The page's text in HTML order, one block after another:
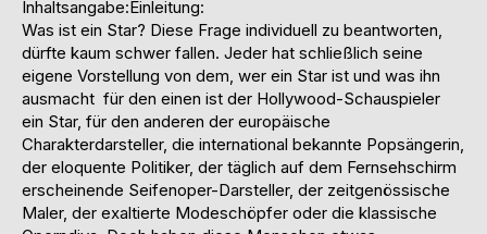
Inhaltsangabe:Einleitung:
Was ist ein Star? Diese Frage individuell zu beantworten,
dürfte kaum schwer fallen. Jeder hat schließlich seine
eigene Vorstellung von dem, wer ein Star ist und was ihn
ausmacht  für den einen ist der Hollywood-Schauspieler
ein Star, für den anderen der europäische
Charakterdarsteller, die international bekannte Popsängerin,
der eloquente Politiker, der täglich auf dem Fernsehschirm
erscheinende Seifenoper-Darsteller, der zeitgenössische
Maler, der exaltierte Modeschöpfer oder die klassische